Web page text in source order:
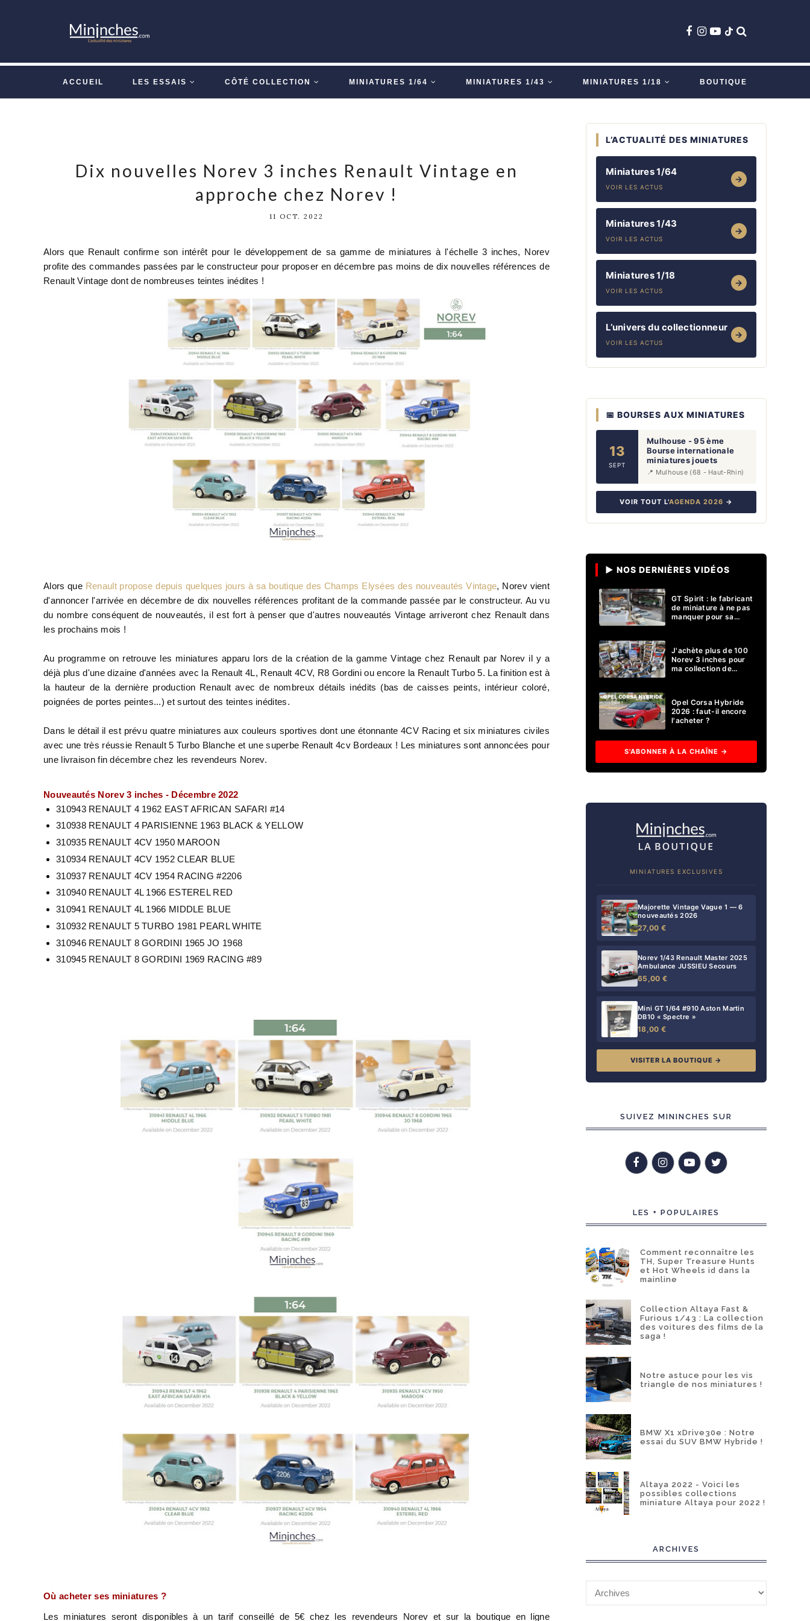
ACCUEIL LES ESSAIS CÔTÉ COLLECTION MINIATURES 1/64 MINIATURES 1/43 MINIATURES 1/18 BOUTIQUE
Dix nouvelles Norev 3 inches Renault Vintage en
approche chez Norev !
11 OCT. 2022
Alors que Renault confirme son intérêt pour le développement de sa gamme de miniatures à l'échelle 3 inches, Norev
profite des commandes passées par le constructeur pour proposer en décembre pas moins de dix nouvelles références de
Renault Vintage dont de nombreuses teintes inédites !
Alors que Renault propose depuis quelques jours à sa boutique des Champs Elysées des nouveautés Vintage, Norev vient
d'annoncer l'arrivée en décembre de dix nouvelles références profitant de la commande passée par le constructeur. Au vu
du nombre conséquent de nouveautés, il est fort à penser que d'autres nouveautés Vintage arriveront chez Renault dans
les prochains mois !
Au programme on retrouve les miniatures apparu lors de la création de la gamme Vintage chez Renault par Norev il y a
déjà plus d'une dizaine d'années avec la Renault 4L, Renault 4CV, R8 Gordini ou encore la Renault Turbo 5. La finition est à
la hauteur de la dernière production Renault avec de nombreux détails inédits (bas de caisses peints, intérieur coloré,
poignées de portes peintes...) et surtout des teintes inédites.
Dans le détail il est prévu quatre miniatures aux couleurs sportives dont une étonnante 4CV Racing et six miniatures civiles
avec une très réussie Renault 5 Turbo Blanche et une superbe Renault 4cv Bordeaux ! Les miniatures sont annoncées pour
une livraison fin décembre chez les revendeurs Norev.
Nouveautés Norev 3 inches - Décembre 2022
310943 RENAULT 4 1962 EAST AFRICAN SAFARI #14
310938 RENAULT 4 PARISIENNE 1963 BLACK & YELLOW
310935 RENAULT 4CV 1950 MAROON
310934 RENAULT 4CV 1952CLEAR BLUE
310937 RENAULT 4CV 1954 RACING #2206
310940 RENAULT 4L 1966 ESTEREL RED
310941 RENAULT 4L 1966 MIDDLE BLUE
310932 RENAULT 5 TURBO 1981 PEARL WHITE
310946 RENAULT 8 GORDINI 1965 JO 1968
310945 RENAULT 8 GORDINI 1969 RACING #89
Où acheter ses miniatures ?
Les miniatures seront disponibles à un tarif conseillé de 5€ chez les revendeurs Norev et sur la boutique en ligne
L’ACTUALITÉ DES MINIATURES
Miniatures 1/64
VOIR LES ACTUS
→
Miniatures 1/43
VOIR LES ACTUS
→
Miniatures 1/18
VOIR LES ACTUS
→
L’univers du collectionneur
VOIR LES ACTUS
→
📅 BOURSES AUX MINIATURES
13
SEPT
Mulhouse - 95 ème
Bourse internationale
miniatures jouets
📍 Mulhouse (68 - Haut-Rhin)
VOIR TOUT L'AGENDA 2026 →
▶ NOS DERNIÈRES VIDÉOS
GT Spirit : le fabricant
de miniature à ne pas
manquer pour sa
J'achète plus de 100
Norev 3 inches pour
ma collection de
Opel Corsa Hybride
2026 : faut-il encore
l'acheter ?
S'ABONNER À LA CHAÎNE →
MINIATURES EXCLUSIVES
Majorette Vintage Vague 1 — 6
nouveautés 2026
27,00 €
Norev 1/43 Renault Master 2025
Ambulance JUSSIEU Secours
65,00 €
Mini GT 1/64 #910 Aston Martin
DB10 « Spectre »
18,00 €
VISITER LA BOUTIQUE →
SUIVEZ MININCHES SUR
LES + POPULAIRES
Comment reconnaître les
TH, Super Treasure Hunts
et Hot Wheels id dans la
mainline
Collection Altaya Fast &
Furious 1/43 : La collection
des voitures des films de la
saga !
Notre astuce pour les vis
triangle de nos miniatures !
BMW X1 xDrive30e : Notre
essai du SUV BMW Hybride !
Altaya 2022 - Voici les
possibles collections
miniature Altaya pour 2022 !
ARCHIVES